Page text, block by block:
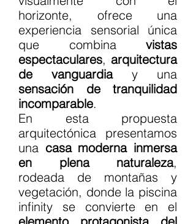
horizonte, ofrece una
experiencia sensorial única
que combina vistas
espectaculares, arquitectura
de vanguardia
sensación de tranquilidad
incomparable.
En esta propuesta
arquitectónica presentamos
una casa moderna inmersa
en plena naturaleza,
rodeada de montañas y
vegetación, donde la piscina